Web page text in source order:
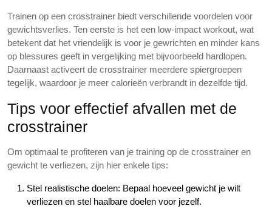
Trainen op een crosstrainer biedt verschillende voordelen voor
gewichtsverlies. Ten eerste is het een low-impact workout, wat
betekent dat het vriendelijk is voor je gewrichten en minder kans
op blessures geeft in vergelijking met bijvoorbeeld hardlopen.
Daarnaast activeert de crosstrainer meerdere spiergroepen
tegelijk, waardoor je meer calorieën verbrandt in dezelfde tijd.
Tips voor effectief afvallen met de
crosstrainer
Om optimaal te profiteren van je training op de crosstrainer en
gewicht te verliezen, zijn hier enkele tips:
Stel realistische doelen: Bepaal hoeveel gewicht je wilt
verliezen en stel haalbare doelen voor jezelf.